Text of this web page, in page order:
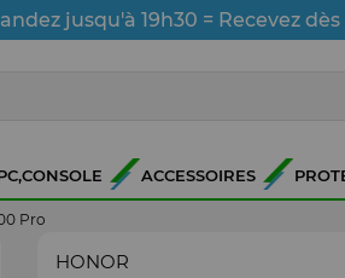
jusqu'à 19h30 = Recevez
ACCESSOIRES
Pro
HONOR